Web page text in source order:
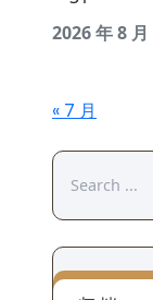
2026 年 8 月
« 7 月
for: